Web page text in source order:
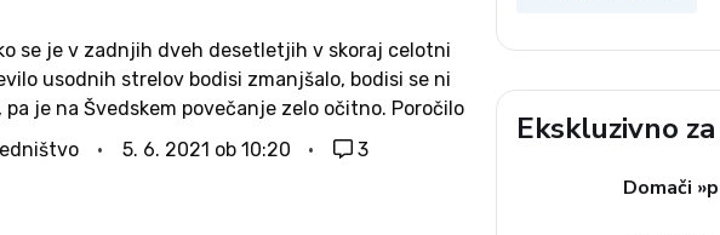
se je v zadnjih dveh desetletjih v skoraj celotni
usodnih strelov bodisi zmanjšalo, bodisi se ni
pa je na Švedskem povečanje zelo očitno. Poročilo
sveta za preprečevanje kriminala, objavljeno
je tako v...
5. 6. 2021 ob 10:20 3
Ekskluzivno
Domači